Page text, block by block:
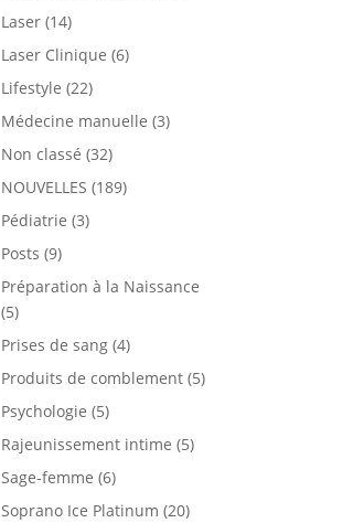
Laser (14)
Laser Clinique (6)
Lifestyle (22)
Médecine manuelle (3)
Non classé (32)
NOUVELLES (189)
Pédiatrie (3)
Posts (9)
Préparation à la Naissance
(5)
Prises de sang (4)
Produits de comblement (5)
Psychologie (5)
Rajeunissement intime (5)
Sage-femme (6)
Soprano Ice Platinum (20)